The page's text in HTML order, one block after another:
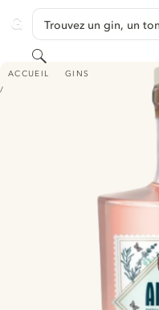
GINVENTORY
Trouvez un gin, un
Rechercher
ACCUEIL GINS
GIN ANTIDOTE ROSE